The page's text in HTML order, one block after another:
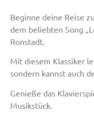
Beginne deine Reise
dem beliebten Song
Ronstadt.
Mit diesem Klassiker
sondern kannst auch
Genieße das
Musikstück.